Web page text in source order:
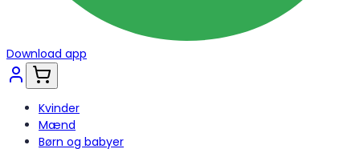
Download app
Kvinder
Mænd
Børn og babyer